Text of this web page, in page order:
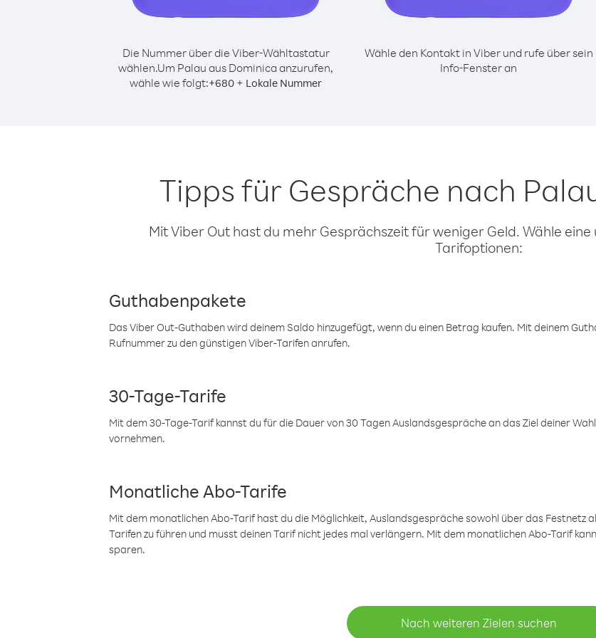
Die Nummer über die Viber-Wähltastatur
wählen.Um Palau aus Dominica anzurufen,
wähle wie folgt:+680 + Lokale Nummer
Wähle den Kontakt in Viber und rufe über sein
Info-Fenster an
Tipps für Gespräche nach
Mit Viber Out hast du mehr Gesprächszeit für weniger Geld. Wähle
Tarifoptionen:
Guthabenpakete
Das Viber Out-Guthaben wird deinem Saldo hinzugefügt, wenn du einen Betrag kaufen. Mit deinem
Rufnummer zu den günstigen Viber-Tarifen anrufen.
30-Tage-Tarife
Mit dem 30-Tage-Tarif kannst du für die Dauer von 30 Tagen Auslandsgespräche an das Ziel deiner
vornehmen.
Monatliche Abo-Tarife
Mit dem monatlichen Abo-Tarif hast du die Möglichkeit, Auslandsgespräche sowohl über das Festnetz
Tarifen zu führen und musst deinen Tarif nicht jedes mal verlängern. Mit dem monatlichen Abo-Tarif
sparen.
Nach weiteren Zielen suchen